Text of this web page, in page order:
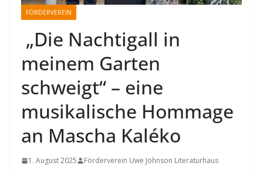
FÖRDERVEREIN
„Die Nachtigall in
meinem Garten
schweigt“ – eine
musikalische Hommage
an Mascha Kaléko
1. August 2025 Förderverein Uwe Johnson Literaturhaus